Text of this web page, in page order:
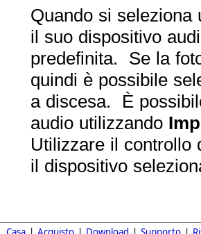
Quando si seleziona
il suo dispositivo
predefinita. Se la
quindi è possibile
a discesa. È
audio utilizzando
Utilizzare il controllo
il dispositivo